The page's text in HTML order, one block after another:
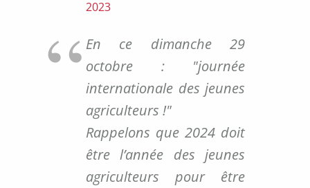
2023
En ce dimanche 29
octobre : "journée
internationale des jeunes
agriculteurs !"
Rappelons que 2024 doit
être l’année des jeunes
agriculteurs pour être